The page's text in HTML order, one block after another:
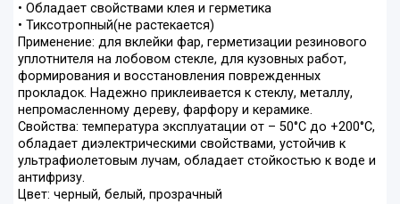
• Обладает свойствами клея и герметика
• Тиксотропный(не растекается)
Применение: для вклейки фар, герметизации резинового
уплотнителя на лобовом стекле, для кузовных работ,
формирования и восстановления поврежденных
прокладок. Надежно приклеивается к стеклу, металлу,
непромасленному дереву, фарфору и керамике.
Свойства: температура эксплуатации от – 50°С до +200°С,
обладает диэлектрическими свойствами, устойчив к
ультрафиолетовым лучам, обладает стойкостью к воде и
антифризу.
Цвет: черный, белый, прозрачный